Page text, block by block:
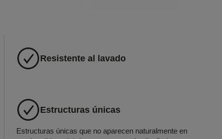
Resistente al lavado
Estructuras únicas
Estructuras únicas que no aparecen naturalmente en